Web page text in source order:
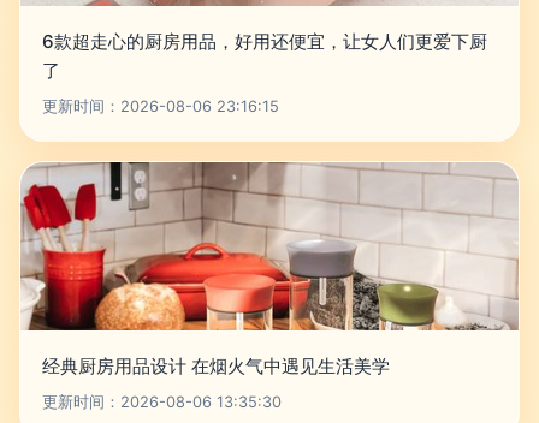
6款超走心的厨房用品，好用还便宜，让女人们更爱下厨
了
更新时间：2026-08-06 23:16:15
经典厨房用品设计 在烟火气中遇见生活美学
更新时间：2026-08-06 13:35:30